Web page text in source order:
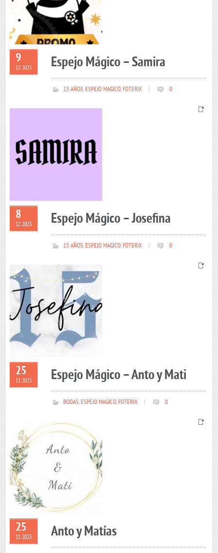
9
12 2023 Espejo Mágico – Samira
15 AÑOS,ESPEJO MAGICO,FOTERIX 0
8
12 2023 Espejo Mágico – Josefina
15 AÑOS,ESPEJO MAGICO,FOTERIX 0
25
11 2023 Espejo Mágico – Anto y Mati
BODAS,ESPEJO MAGICO,FOTERIX 0
25
11 2023 Anto y Matías